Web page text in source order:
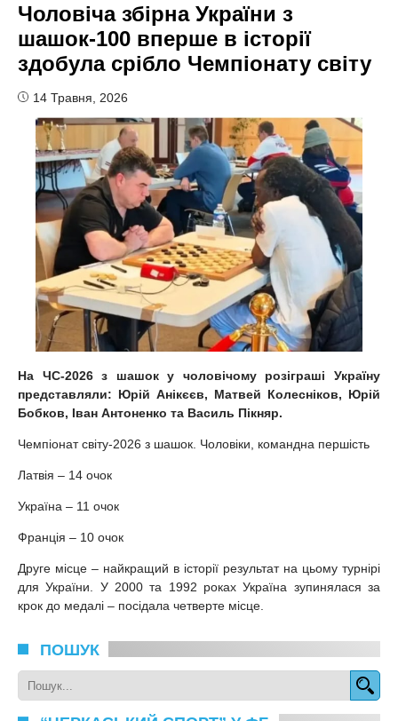
Чоловіча збірна України з
шашок-100 вперше в історії
здобула срібло Чемпіонату світу
14 Травня, 2026
На ЧС-2026 з шашок у чоловічому розіграші Україну
представляли: Юрій Анікєєв, Матвей Колесніков, Юрій
Бобков, Іван Антоненко та Василь Пікняр.
Чемпіонат світу-2026 з шашок. Чоловіки, командна першість
Латвія – 14 очок
Україна – 11 очок
Франція – 10 очок
Друге місце – найкращий в історії результат на цьому турнірі
для України. У 2000 та 1992 роках Україна зупинялася за
крок до медалі – посідала четверте місце.
ПОШУК